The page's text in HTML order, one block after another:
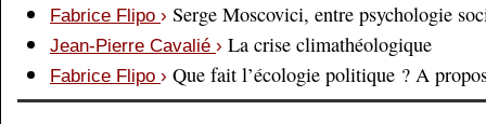
Fabrice Flipo › Serge Moscovici, entre psychologie
Jean-Pierre Cavalié › La crise climathéologique
Fabrice Flipo › Que fait l’écologie politique ? A